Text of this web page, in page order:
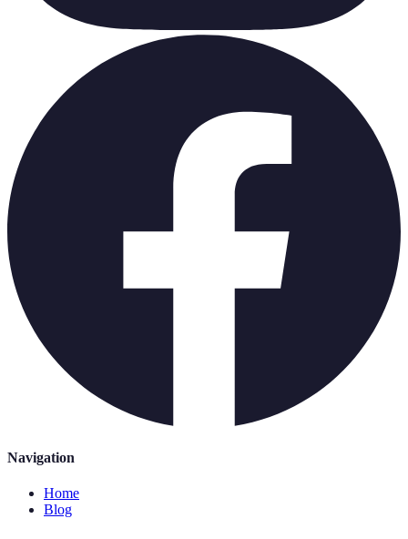
Navigation
Home
Blog